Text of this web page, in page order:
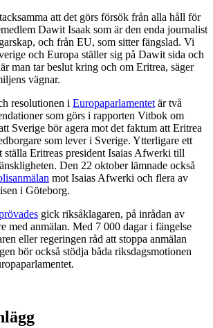
att det görs försök från alla håll för
Dawit Isaak som är den enda journalist
och från EU, som sitter fängslad. Vi
och Europa ställer sig på Dawit sida och
man tar beslut kring och om Eritrea, säger
vägnar.
resolutionen i Europaparlamentet är två
som görs i rapporten Vitbok om
Sverige bör agera mot det faktum att Eritrea
som lever i Sverige. Ytterligare ett
ställa Eritreas president Isaias Afwerki till
Den 22 oktober lämnade också
mot Isaias Afwerki och flera av
i Göteborg.
gick riksåklagaren, på inrådan av
med anmälan. Med 7 000 dagar i fängelse
eller regeringen råd att stoppa anmälan
bör också stödja båda riksdagsmotionen